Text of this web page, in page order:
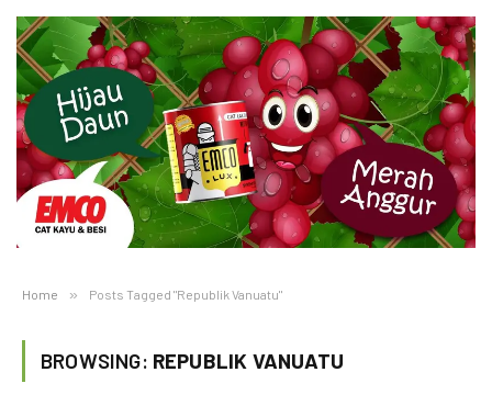
Home » Posts Tagged "Republik Vanuatu"
BROWSING: REPUBLIK VANUATU